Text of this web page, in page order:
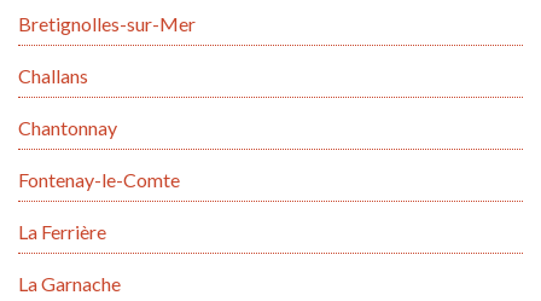
Bretignolles-sur-Mer
Challans
Chantonnay
Fontenay-le-Comte
La Ferrière
La Garnache